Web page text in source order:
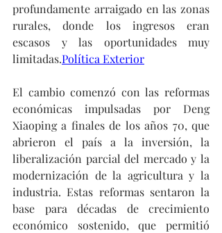
profundamente arraigado en las zonas
rurales, donde los ingresos eran
escasos y las oportunidades muy
limitadas.Política Exterior
El cambio comenzó con las reformas
económicas impulsadas por Deng
Xiaoping a finales de los años 70, que
abrieron el país a la inversión, la
liberalización parcial del mercado y la
modernización de la agricultura y la
industria. Estas reformas sentaron la
base para décadas de crecimiento
económico sostenido, que permitió